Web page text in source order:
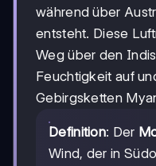
während über
entsteht. Diese
Weg über den
Feuchtigkeit auf
Gebirgsketten
Definition: Der
Wind, der in